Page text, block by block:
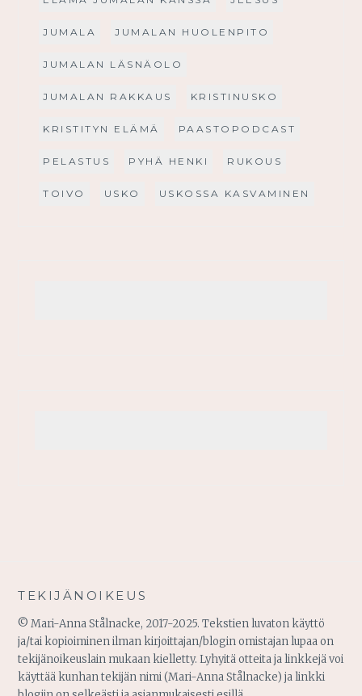
JUMALA JUMALAN HUOLENPITO
JUMALAN LÄSNÄOLO
JUMALAN RAKKAUS KRISTINUSKO
KRISTITYN ELÄMÄ PAASTOPODCAST
PELASTUS PYHÄ HENKI RUKOUS
TOIVO USKO USKOSSA KASVAMINEN
TEKIJÄNOIKEUS
© Mari-Anna Stålnacke, 2017-2025. Tekstien luvaton käyttö
ja/tai kopioiminen ilman kirjoittajan/blogin omistajan lupaa on
tekijänoikeuslain mukaan kielletty. Lyhyitä otteita ja linkkejä voi
käyttää kunhan tekijän nimi (Mari-Anna Stålnacke) ja linkki